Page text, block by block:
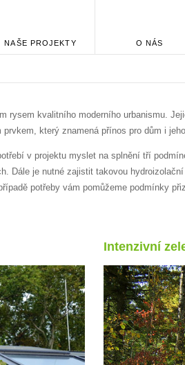
NAŠE PROJEKTY O NÁS
rysem kvalitního moderního urbanismu.
který znamená přínos pro dům i
v projektu myslet na splnění tří
Dále je nutné zajistit takovou
potřeby vám pomůžeme podmínky
Intenzivní